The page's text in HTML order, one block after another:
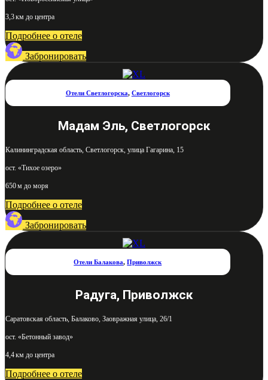
3,3 км до центра
Подробнее о отеле
Забронировать
Отели Светлогорска, Светлогорск
Мадам Эль, Светлогорск
Калининградская область, Светлогорск, улица Гагарина, 15
ост. «Тихое озеро»
650 м до моря
Подробнее о отеле
Забронировать
Отели Балакова,Приволжск
Радуга, Приволжск
Саратовская область, Балаково, Заовражная улица, 26/1
ост. «Бетонный завод»
4,4 км до центра
Подробнее о отеле